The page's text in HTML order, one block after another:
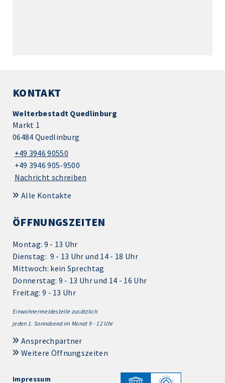
KONTAKT
Welterbestadt Quedlinburg
Markt 1
06484 Quedlinburg
+49 3946 90550
+49 3946 905-9500
Nachricht schreiben
Alle Kontakte
ÖFFNUNGSZEITEN
Montag: 9 - 13 Uhr
Dienstag: 9 - 13 Uhr und 14 - 18 Uhr
Mittwoch: kein Sprechtag
Donnerstag: 9 - 13 Uhr und 14 - 16 Uhr
Freitag: 9 - 13 Uhr
Einwohnermeldestelle zusätzlich
jeden 1. Sonnabend im Monat 9 - 12 Uhr
Ansprechpartner
Weitere Öffnungszeiten
Impressum